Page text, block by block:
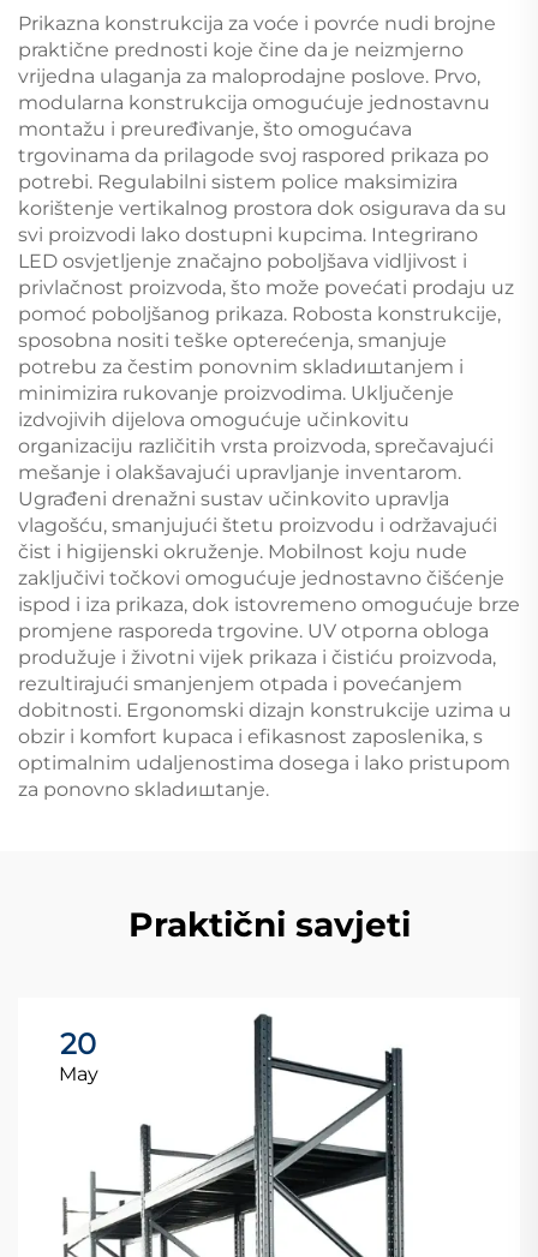
Prikazna konstrukcija za voće i povrće nudi brojne
praktične prednosti koje čine da je neizmjerno
vrijedna ulaganja za maloprodajne poslove. Prvo,
modularna konstrukcija omogućuje jednostavnu
montažu i preuređivanje, što omogućava
trgovinama da prilagode svoj raspored prikaza po
potrebi. Regulabilni sistem police maksimizira
korištenje vertikalnog prostora dok osigurava da su
svi proizvodi lako dostupni kupcima. Integrirano
LED osvjetljenje značajno poboljšava vidljivost i
privlačnost proizvoda, što može povećati prodaju uz
pomoć poboljšanog prikaza. Robosta konstrukcije,
sposobna nositi teške opterećenja, smanjuje
potrebu za čestim ponovnim skladишtanjem i
minimizira rukovanje proizvodima. Uključenje
izdvojivih dijelova omogućuje učinkovitu
organizaciju različitih vrsta proizvoda, sprečavajući
mešanje i olakšavajući upravljanje inventarom.
Ugrađeni drenažni sustav učinkovito upravlja
vlagošću, smanjujući štetu proizvodu i održavajući
čist i higiјenski okruženje. Mobilnost koju nude
zaključivi točkovi omogućuje jednostavno čišćenje
ispod i iza prikaza, dok istovremeno omogućuje brze
promjene rasporeda trgovine. UV otporna obloga
produžuje i životni vijek prikaza i čistiću proizvoda,
rezultirajući smanjenjem otpada i povećanjem
dobitnosti. Ergonomski dizajn konstrukcije uzima u
obzir i komfort kupaca i efikasnost zaposlenika, s
optimalnim udaljenostima dosega i lako pristupom
za ponovno skladишtanje.
Praktični savjeti
20
May